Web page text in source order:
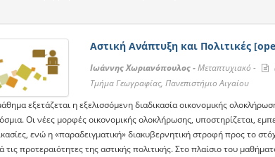
Αστική Ανάπτυξη και Πολιτικές
Ιωάννης Χωριανόπουλος -Μεταπτυχιακό -
Τμήμα Γεωγραφίας, Πανεπιστήμιο Αιγαίου
εξετάζεται η εξελισσόμενη διαδικασία οικονομικής
Οι νέες μορφές οικονομικής ολοκλήρωσης, υποστηρίζεται,
ενώ η «παραδειγματική» διακυβερνητική στροφή προς το
τις προτεραιότητες της αστικής πολιτικής. Στο πλαίσιο του